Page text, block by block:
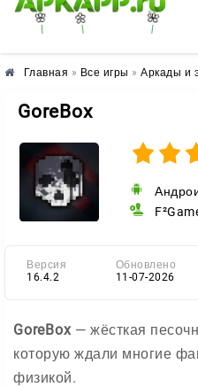
🌸 🌼 🌺
Главная » Все игры » Аркады и
GoreBox
Версия
16.4.2
Обновлено
11-07-2026
GoreBox— жёсткая
которую ждали многие
физикой.